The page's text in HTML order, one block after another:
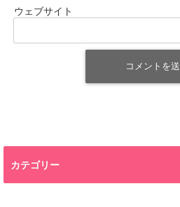
ウェブサイト
カテゴリー